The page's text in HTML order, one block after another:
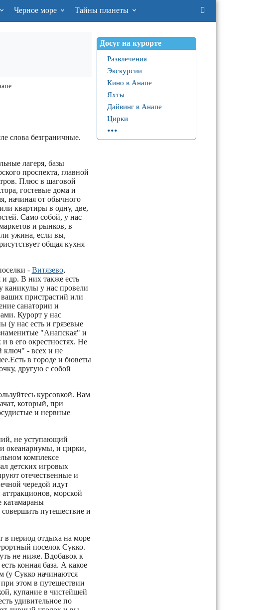
Черное море Тайны планеты
слова безграничные.
лагеря, базы
проспекта, главной
Плюс в шаговой
гостевые дома и
начиная от обычного
квартиры в одну, две,
Само собой, у нас
и рынков, в
ужина, если вы,
общая кухня
- Витязево,
др. В них также есть
каникулы у нас провели
ваших пристрастий или
санатории и
Курорт у нас
(у нас есть и грязевые
"Анапская" и
в его окрестностях. Не
ключ" - всех и не
в городе и бюветы
другую с собой
курсовкой. Вам
который, при
и нервные
не уступающий
океанариумы, и цирки,
комплексе
детских игровых
отечественные и
чередой идут
морской
катамараны
путешествие и
в период отдыха на море
поселок Сукко.
не ниже. Вдобавок к
конная база. А какое
(у Сукко начинаются
этом в путешествии
купание в чистейшей
удивительное по
Досуг на курорте
Развлечения
Экскурсии
Кино в Анапе
Яхты
Дайвинг в Анапе
Цирки
...